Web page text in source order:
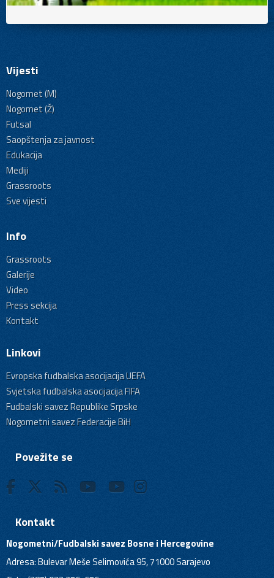
Vijesti
Nogomet (M)
Nogomet (Ž)
Futsal
Saopštenja za javnost
Edukacija
Mediji
Grassroots
Sve vijesti
Info
Grassroots
Galerije
Video
Press sekcija
Kontakt
Linkovi
Evropska fudbalska asocijacija UEFA
Svjetska fudbalska asocijacija FIFA
Fudbalski savez Republike Srpske
Nogometni savez Federacije BiH
Povežite se
Kontakt
Nogometni/Fudbalski savez Bosne i Hercegovine
Adresa: Bulevar Meše Selimovića 95, 71000 Sarajevo